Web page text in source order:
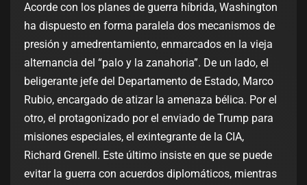
Acorde con los planes de guerra híbrida, Washington
ha dispuesto en forma paralela dos mecanismos de
presión y amedrentamiento, enmarcados en la vieja
alternancia del “palo y la zanahoria”. De un lado, el
beligerante jefe del Departamento de Estado, Marco
Rubio, encargado de atizar la amenaza bélica. Por el
otro, el protagonizado por el enviado de Trump para
misiones especiales, el exintegrante de la CIA,
Richard Grenell. Este último insiste en que se puede
evitar la guerra con acuerdos diplomáticos, mientras